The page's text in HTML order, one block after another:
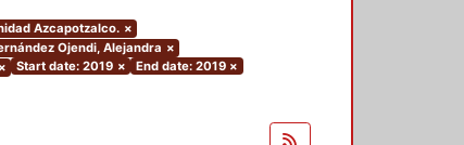
Azcapotzalco. ×
Ojendi, Alejandra ×
× Start date: 2019 × End date: 2019 ×